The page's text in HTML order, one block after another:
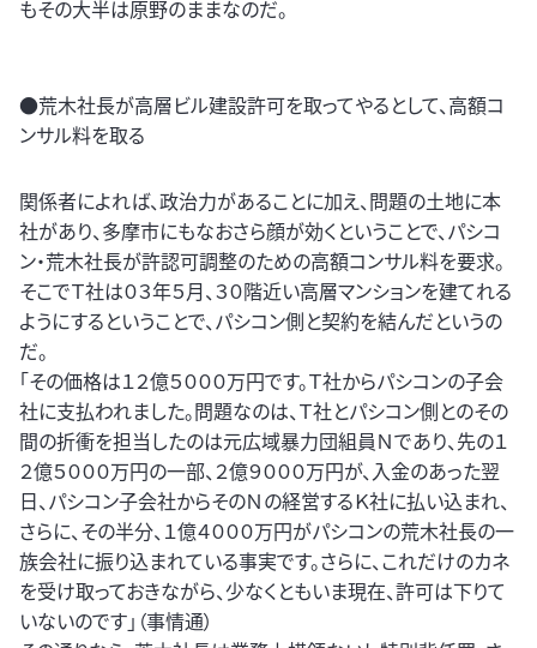
もその大半は原野のままなのだ。
●荒木社長が高層ビル建設許可を取ってやるとして、高額コ
ンサル料を取る
関係者によれば、政治力があることに加え、問題の土地に本
社があり、多摩市にもなおさら顔が効くということで、パシコ
ン・荒木社長が許認可調整のための高額コンサル料を要求。
そこでＴ社は０３年５月、３０階近い高層マンションを建てれる
ようにするということで、パシコン側と契約を結んだというの
だ。
「その価格は１２億５０００万円です。Ｔ社からパシコンの子会
社に支払われました。問題なのは、Ｔ社とパシコン側とのその
間の折衝を担当したのは元広域暴力団組員Ｎであり、先の１
２億５０００万円の一部、２億９０００万円が、入金のあった翌
日、パシコン子会社からそのＮの経営するＫ社に払い込まれ、
さらに、その半分、１億４０００万円がパシコンの荒木社長の一
族会社に振り込まれている事実です。さらに、これだけのカネ
を受け取っておきながら、少なくともいま現在、許可は下りて
いないのです」（事情通）